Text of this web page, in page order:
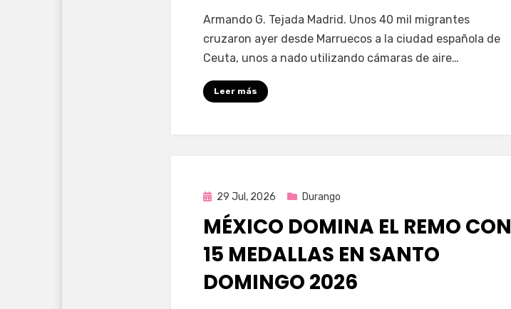
porFernando Miranda Servín
Armando G. Tejada Madrid. Unos 40 mil migrantes
cruzaron ayer desde Marruecos a la ciudad española de
Ceuta, unos a nado utilizando cámaras de aire…
Leer más
Publicada
29 Jul, 2026 Durango
MÉXICO DOMINA EL REMO CON
15 MEDALLAS EN SANTO
DOMINGO 2026